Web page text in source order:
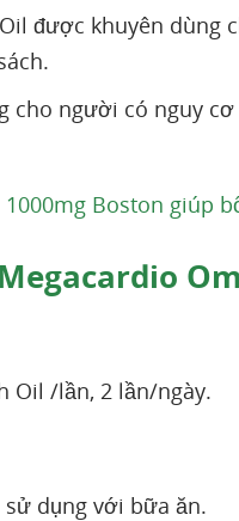
được khuyên
cho người có nguy
Boston giúp
Oil /lần, 2 lần/ngày.
dụng với bữa ăn.